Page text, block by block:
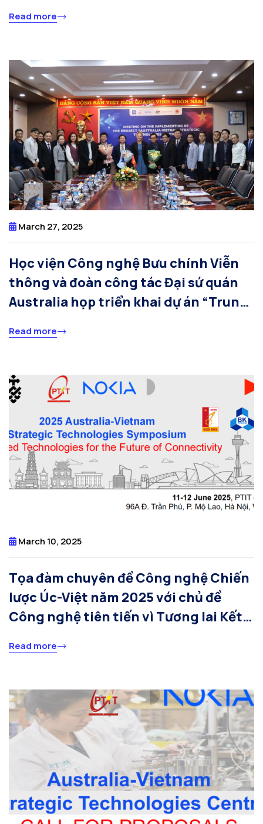
Read more
March 27, 2025
Học viện Công nghệ Bưu chính Viễn
thông và đoàn công tác Đại sứ quán
Australia họp triển khai dự án “Trung
Read more
March 10, 2025
Tọa đàm chuyên đề Công nghệ Chiến
lược Úc-Việt năm 2025 với chủ đề
Công nghệ tiên tiến vì Tương lai Kết
Read more